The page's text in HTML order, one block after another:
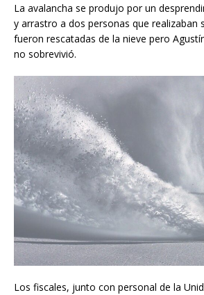
La avalancha se produjo por un
y arrastro a dos personas que realizaban
fueron rescatadas de la nieve pero
no sobrevivió.
Los fiscales, junto con personal de la